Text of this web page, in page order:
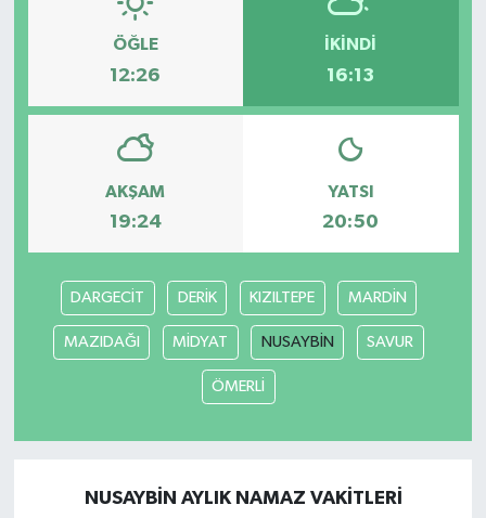
ÖĞLE
12:26
İKINDI
16:13
AKŞAM
19:24
YATSI
20:50
DARGECİT DERİK KIZILTEPE MARDİN
MAZIDAĞI MİDYAT NUSAYBİN SAVUR
ÖMERLİ
NUSAYBİN AYLIK NAMAZ VAKITLERI